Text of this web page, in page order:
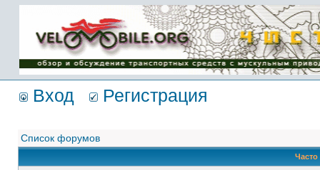
Имя пользователя:
Пароль:
{ LOG_ME_IN_SHORT
}
Вход Регистрация
Список форумов